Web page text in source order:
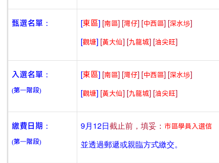
甄選名單： [東區] [南區] [灣仔] [中西區] [深水埗]
[觀塘] [黃大仙] [九龍城] [油尖旺]
入選名單：
(第一階段)
[東區] [南區] [灣仔] [中西區] [深水埗]
[觀塘] [黃大仙] [九龍城] [油尖旺]
繳費日期：
(第一階段)
9月12日截止前，填妥： 市區學員入選信
並透過郵遞或親臨方式繳交。